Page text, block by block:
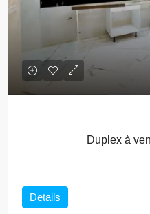
Duplex à
Details